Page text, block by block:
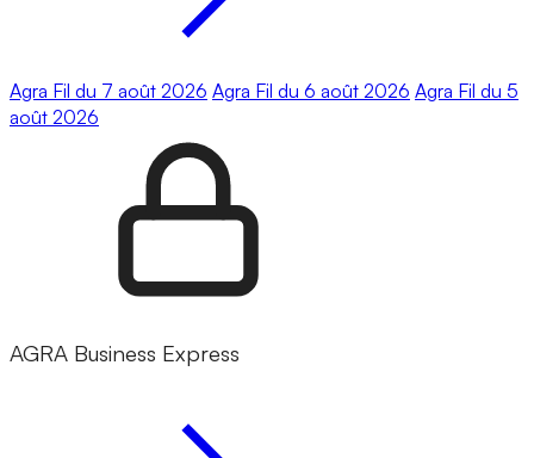
Agra Fil du 7 août 2026 Agra Fil du 6 août 2026 Agra Fil du 5
août 2026
AGRA Business Express